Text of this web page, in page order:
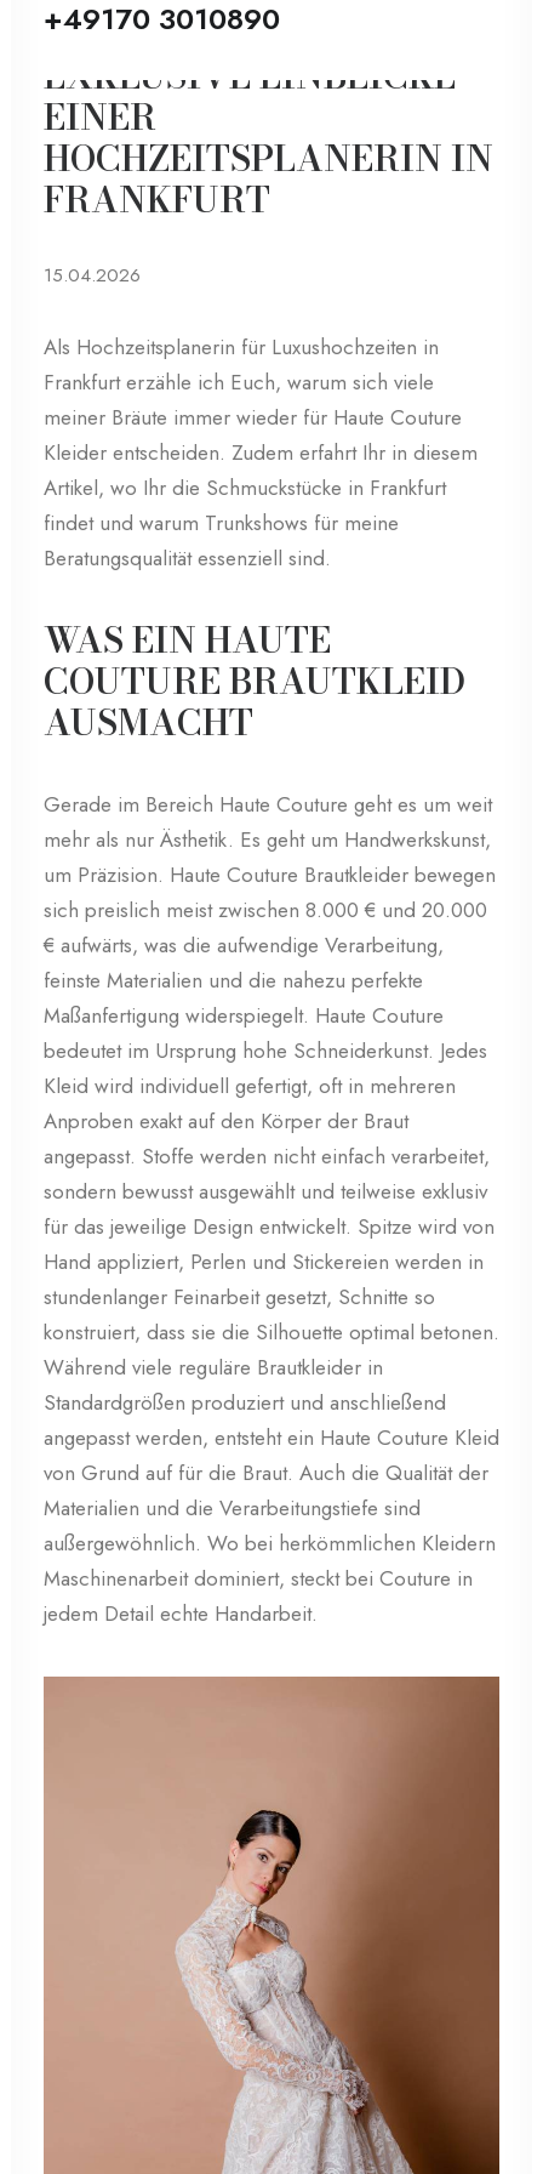
+49170 3010890
EXKLUSIVE EINBLICKE
EINER
HOCHZEITSPLANERIN IN
FRANKFURT
15.04.2026
Als Hochzeitsplanerin für Luxushochzeiten in
Frankfurt erzähle ich Euch, warum sich viele
meiner Bräute immer wieder für Haute Couture
Kleider entscheiden. Zudem erfahrt Ihr in diesem
Artikel, wo Ihr die Schmuckstücke in Frankfurt
findet und warum Trunkshows für meine
Beratungsqualität essenziell sind.
WAS EIN HAUTE
COUTURE BRAUTKLEID
AUSMACHT
Gerade im Bereich Haute Couture geht es um weit
mehr als nur Ästhetik. Es geht um Handwerkskunst,
um Präzision. Haute Couture Brautkleider bewegen
sich preislich meist zwischen 8.000 € und 20.000
€ aufwärts, was die aufwendige Verarbeitung,
feinste Materialien und die nahezu perfekte
Maßanfertigung widerspiegelt. Haute Couture
bedeutet im Ursprung hohe Schneiderkunst. Jedes
Kleid wird individuell gefertigt, oft in mehreren
Anproben exakt auf den Körper der Braut
angepasst. Stoffe werden nicht einfach verarbeitet,
sondern bewusst ausgewählt und teilweise exklusiv
für das jeweilige Design entwickelt. Spitze wird von
Hand appliziert, Perlen und Stickereien werden in
stundenlanger Feinarbeit gesetzt, Schnitte so
konstruiert, dass sie die Silhouette optimal betonen.
Während viele reguläre Brautkleider in
Standardgrößen produziert und anschließend
angepasst werden, entsteht ein Haute Couture Kleid
von Grund auf für die Braut. Auch die Qualität der
Materialien und die Verarbeitungstiefe sind
außergewöhnlich. Wo bei herkömmlichen Kleidern
Maschinenarbeit dominiert, steckt bei Couture in
jedem Detail echte Handarbeit.